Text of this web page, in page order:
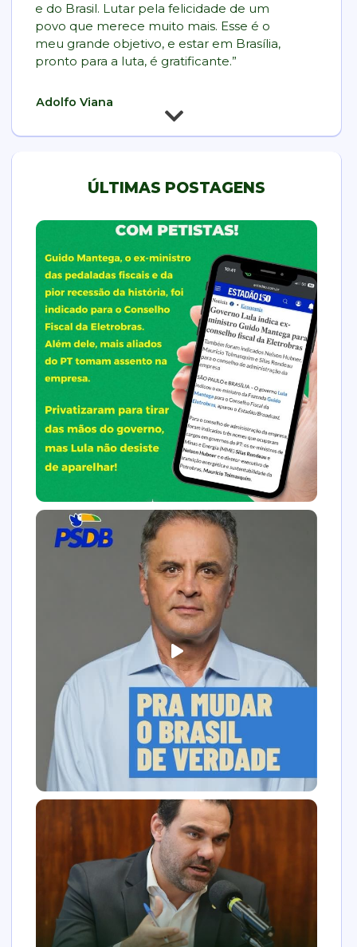
e do Brasil. Lutar pela felicidade de um
povo que merece muito mais. Esse é o
meu grande objetivo, e estar em Brasília,
pronto para a luta, é gratificante.”
Adolfo Viana
ÚLTIMAS POSTAGENS